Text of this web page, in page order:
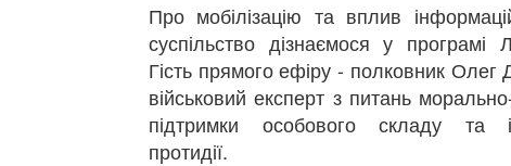
Про мобілізацію та вплив
суспільство дізнаємося у
Гість прямого ефіру - полковник Олег
військовий експерт з питань
підтримки особового складу та
протидії.